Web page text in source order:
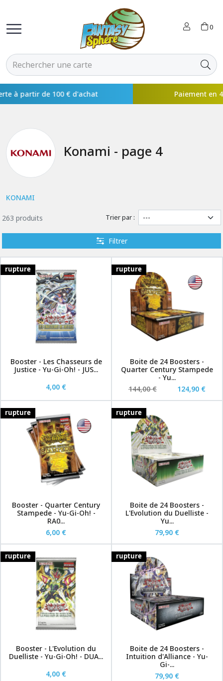
0
Paiement en 4x disponible avec
Konami - page 4
KONAMI
263 produits Trier par :
Filtrer
rupture
Booster - Les Chasseurs de
Justice - Yu-Gi-Oh! - JUS...
4,00 €
rupture
Boite de 24 Boosters -
Quarter Century Stampede
- Yu...
144,00 €
124,90 €
rupture
Booster - Quarter Century
Stampede - Yu-Gi-Oh! -
RA0...
6,00 €
rupture
Boite de 24 Boosters -
L'Evolution du Duelliste -
Yu...
79,90 €
rupture
Booster - L'Evolution du
Duelliste - Yu-Gi-Oh! - DUA...
4,00 €
rupture
Boite de 24 Boosters -
Intuition d'Alliance - Yu-
Gi-...
79,90 €